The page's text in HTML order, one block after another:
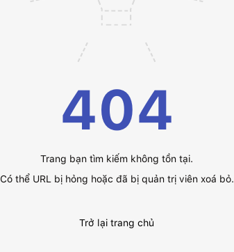
404
Trang bạn tìm kiếm không tồn tại.
Có thể URL bị hỏng hoặc đã bị quản trị viên xoá bỏ.
Trở lại trang chủ